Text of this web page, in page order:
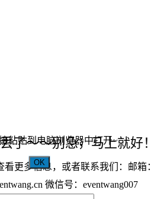
了～～别急，马上就好！
看更多信息，或者联系我们：邮箱：
微信号：eventwang007
粘贴到电脑浏览器中打开~
OK